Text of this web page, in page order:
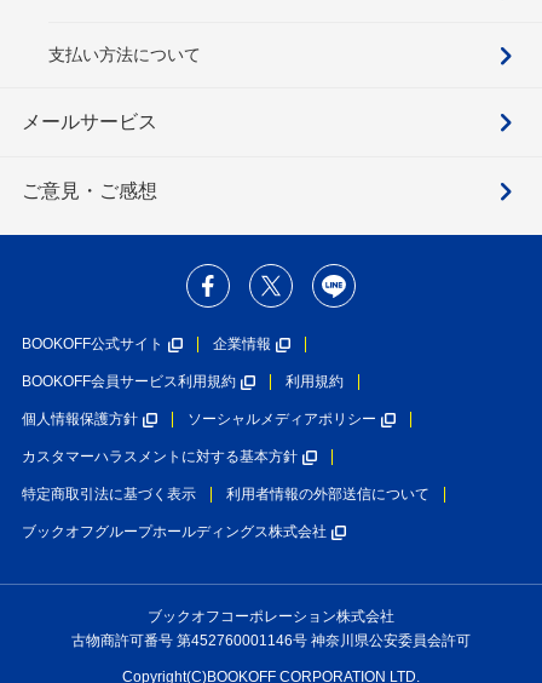
支払い方法について
メールサービス
ご意見・ご感想
BOOKOFF公式サイト 企業情報
BOOKOFF会員サービス利用規約 利用規約
個人情報保護方針 ソーシャルメディアポリシー
カスタマーハラスメントに対する基本方針
特定商取引法に基づく表示 利用者情報の外部送信について
ブックオフグループホールディングス株式会社
ブックオフコーポレーション株式会社
古物商許可番号 第452760001146号 神奈川県公安委員会許可
Copyright(C)BOOKOFF CORPORATION LTD.